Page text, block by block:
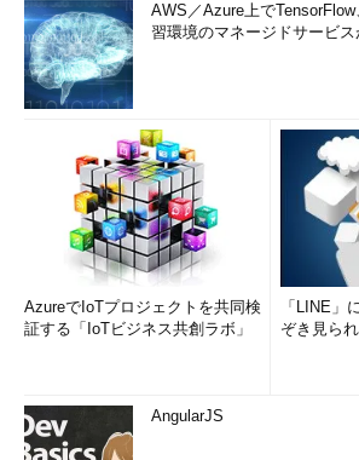
AWS／Azure上で
習環境のマネージドサービス
AzureでIoTプロジェクトを共同検
証する「IoTビジネス共創ラボ」
「LINE」
ぞき見ら
AngularJS